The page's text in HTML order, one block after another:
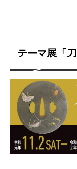
テーマ展「